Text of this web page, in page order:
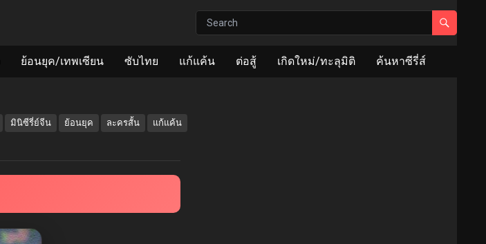
ย้อนยุค/เทพเซียน ซับไทย แก้แค้น ต่อสู้ เกิดใหม่/ทะลุมิติ ค้นหาซีรี่ส์
มินิซีรี่ย์จีน ย้อนยุค ละครสั้น แก้แค้น